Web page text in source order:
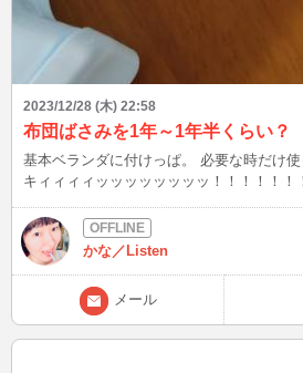
2023/12/28 (木) 22:58
布団ばさみを1年～1年半くらい？
基本ベランダに付けっぱ。 必要な時だけ使った結果、ある日突然 バ
キィィィィッッッッッッッッ！！！！！！！！！！！
ころ2本買い直したのですが、皆さんのお
くらい持ちますか？？ この後2時頃～ 何かと心せわしい日々をお過ご
しのことと存じます、残りわずかの今年を
かな／Listen
メール